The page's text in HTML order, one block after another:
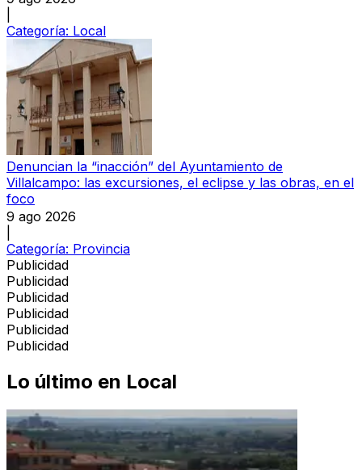
Categoría: Local
Denuncian la “inacción” del Ayuntamiento de
Villalcampo: las excursiones, el eclipse y las obras, en el
foco
9 ago 2026
Categoría: Provincia
Publicidad
Publicidad
Publicidad
Publicidad
Publicidad
Publicidad
Lo último en Local